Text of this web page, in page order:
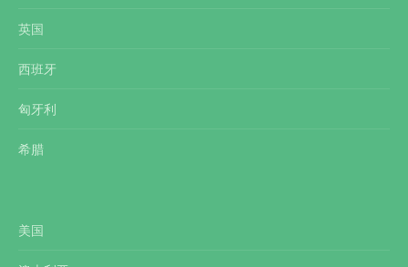
英国
西班牙
匈牙利
希腊
美国